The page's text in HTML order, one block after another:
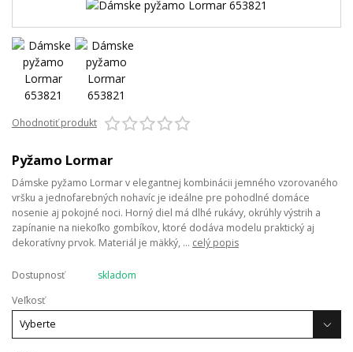
Ohodnotiť produkt
Pyžamo Lormar
Dámske pyžamo Lormar v elegantnej kombinácii jemného vzorovaného
vršku a jednofarebných nohavíc je ideálne pre pohodlné domáce
nosenie aj pokojné noci. Horný diel má dlhé rukávy, okrúhly výstrih a
zapínanie na niekoľko gombíkov, ktoré dodáva modelu praktický aj
dekoratívny prvok. Materiál je mäkký, ... celý popis
Dostupnosť
skladom
Veľkosť